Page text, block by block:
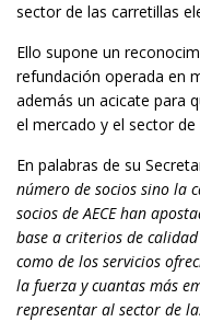
sector de las carretillas
Ello supone un
refundación operada en
además un acicate para
el mercado y el sector
En palabras de su
número de socios sino la
socios de AECE han
base a criterios de
como de los servicios
la fuerza y cuantas más
representar al sector de